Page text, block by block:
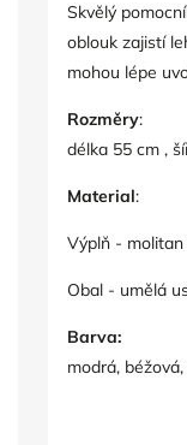
Skvělý
oblouk zajistí
mohou lépe
Rozměry:
délka 55 cm ,
Material:
Výplň -
Obal - umělá
Barva:
modrá,